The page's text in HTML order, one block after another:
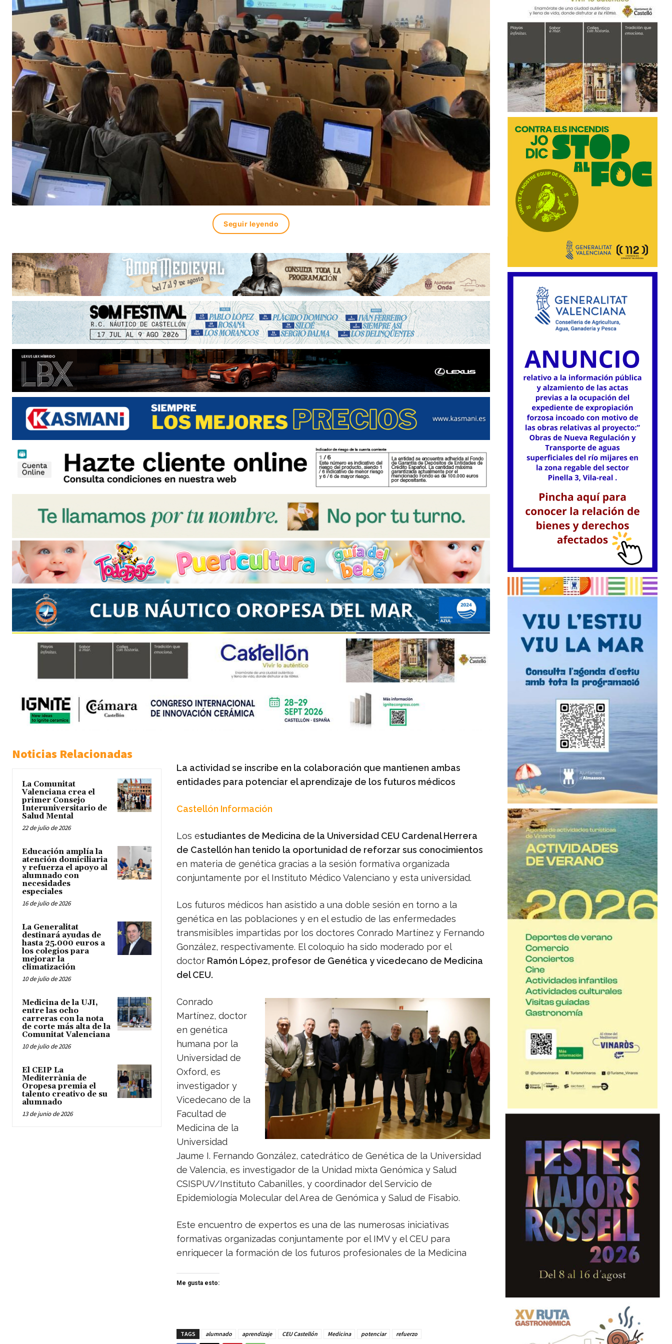
Seguir leyendo
Noticias Relacionadas
La Comunitat
Valenciana crea el
primer Consejo
Interuniversitario de
Salud Mental
22 de julio de 2026
Educación amplía la
atención domiciliaria
y refuerza el apoyo al
alumnado con
necesidades
especiales
16 de julio de 2026
La Generalitat
destinará ayudas de
hasta 25.000 euros a
los colegios para
mejorar la
climatización
10 de julio de 2026
Medicina de la UJI,
entre las ocho
carreras con la nota
de corte más alta de la
Comunitat Valenciana
10 de julio de 2026
El CEIP La
Mediterrània de
Oropesa premia el
talento creativo de su
alumnado
13 de junio de 2026
La actividad se inscribe en la colaboración que mantienen ambas
entidades para potenciar el aprendizaje de los futuros médicos
Castellón Información
Los estudiantes de Medicina de la Universidad CEU Cardenal Herrera
de Castellón han tenido la oportunidad de reforzar sus conocimientos
en materia de genética gracias a la sesión formativa organizada
conjuntamente por el Instituto Médico Valenciano y esta universidad.
Los futuros médicos han asistido a una doble sesión en torno a la
genética en las poblaciones y en el estudio de las enfermedades
transmisibles impartidas por los doctores Conrado Martínez y Fernando
González, respectivamente. El coloquio ha sido moderado por el
doctorRamón López, profesor de Genética y vicedecano de Medicina
del CEU.
Conrado
Martínez, doctor
en genética
humana por la
Universidad de
Oxford, es
investigador y
Vicedecano de la
Facultad de
Medicina de la
Universidad
Jaume I. Fernando González, catedrático de Genética de la Universidad
de Valencia, es investigador de la Unidad mixta Genómica y Salud
CSISPUV/Instituto Cabanilles, y coordinador del Servicio de
Epidemiología Molecular del Area de Genómica y Salud de Fisabio.
Este encuentro de expertos es una de las numerosas iniciativas
formativas organizadas conjuntamente por el IMV y el CEU para
enriquecer la formación de los futuros profesionales de la Medicina
Me gusta esto:
TAGS alumnado aprendizaje CEU Castellón Medicina potenciar refuerzo